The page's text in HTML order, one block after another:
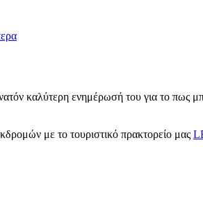
καλύτερη ενημέρωσή του για το πως
με το τουριστικό πρακτορείο μας